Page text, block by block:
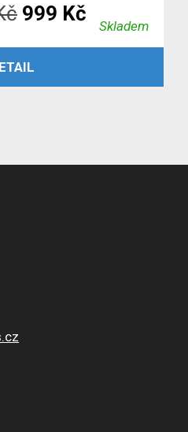
Původní
cena
byla:
999 Kč
cena
Skladem
VÍCE